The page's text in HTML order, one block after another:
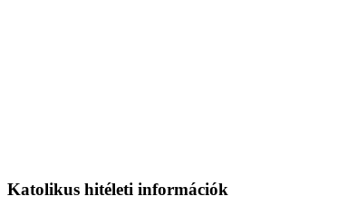
Katolikus hitéleti információk